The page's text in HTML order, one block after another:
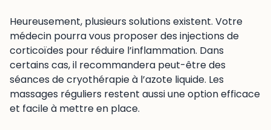
Heureusement, plusieurs solutions existent. Votre
médecin pourra vous proposer des injections de
corticoïdes pour réduire l’inflammation. Dans
certains cas, il recommandera peut-être des
séances de cryothérapie à l’azote liquide. Les
massages réguliers restent aussi une option efficace
et facile à mettre en place.